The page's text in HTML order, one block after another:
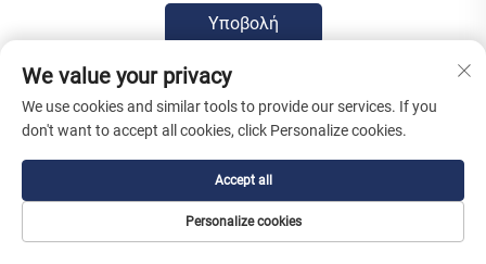
Υποβολή
We value your privacy
We use cookies and similar tools to provide our services. If you
don't want to accept all cookies, click Personalize cookies.
Personalize cookies
Accept all